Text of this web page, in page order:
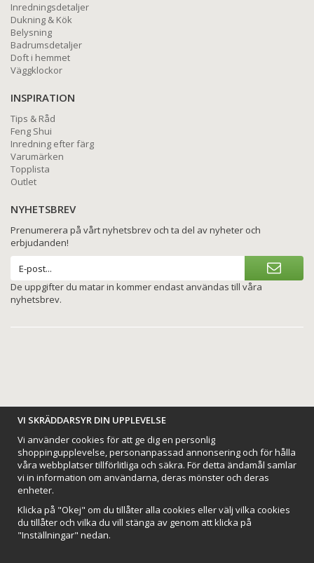
Inredningsdetaljer
Dukning & Kök
Belysning
Badrumsdetaljer
Doft i hemmet
Väggklockor
INSPIRATION
Tips & Råd
Feng Shui
Inredning efter färg
Varumärken
Topplista
Outlet
NYHETSBREV
Prenumerera på vårt nyhetsbrev och ta del av nyheter och
erbjudanden!
De uppgifter du matar in kommer endast användas till våra
nyhetsbrev.
BETALNINGSALTERNATIV
VI SKICKAR MED
VI SKRÄDDARSYR DIN UPPLEVELSE
Vi använder cookies för att ge dig en personlig
shoppingupplevelse, personanpassad annonsering och för hålla
våra webbplatser tillförlitliga och säkra. För detta ändamål samlar
vi in information om användarna, deras mönster och deras
enheter.
Klicka på "Okej" om du tillåter alla cookies eller välj vilka cookies
du tillåter och vilka du vill stänga av genom att klicka på
"Inställningar" nedan.